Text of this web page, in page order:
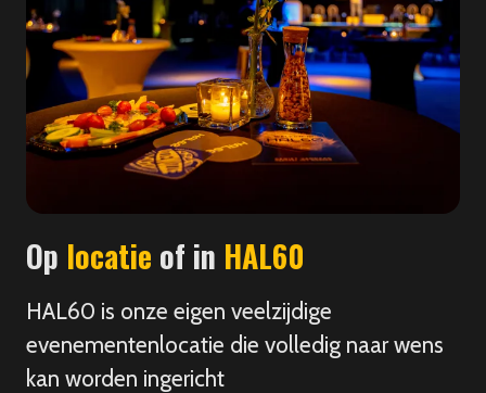
Op locatie of in HAL60
HAL60 is onze eigen veelzijdige
evenementenlocatie die volledig naar wens
kan worden ingericht